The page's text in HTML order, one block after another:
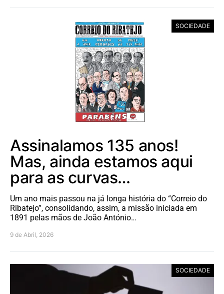
SOCIEDADE
Assinalamos 135 anos!
Mas, ainda estamos aqui
para as curvas…
Um ano mais passou na já longa história do “Correio do
Ribatejo”, consolidando, assim, a missão iniciada em
1891 pelas mãos de João António…
9 de Abril, 2026
SOCIEDADE